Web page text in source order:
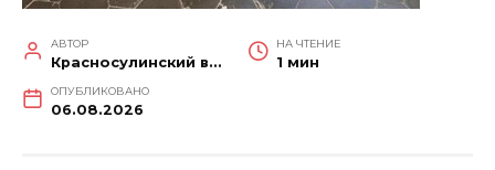
АВТОР
Красносулинский вестник
НА ЧТЕНИЕ
1 мин
ОПУБЛИКОВАНО
06.08.2026